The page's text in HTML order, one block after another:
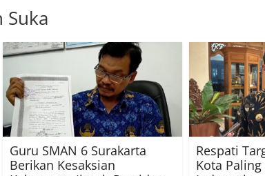
Suka
Guru SMAN 6 Surakarta
Berikan Kesaksian
Respati
Kota